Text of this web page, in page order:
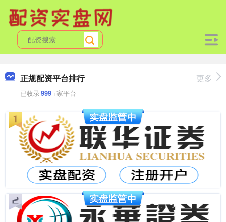
正规配资平台排行
已收录999+家平台
更多